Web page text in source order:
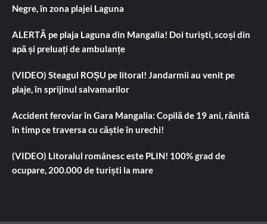
Negre, în zona plajei Laguna
ALERTĂ pe plaja Laguna din Mangalia! Doi turiști, scoși din
apă și preluați de ambulanțe
(VIDEO) Steagul ROȘU pe litoral! Jandarmii au venit pe
plaje, în sprijinul salvamarilor
Accident feroviar în Gara Mangalia: Copilă de 19 ani, rănită
în timp ce traversa cu căștie în urechi!
(VIDEO) Litoralul românesc este PLIN! 100% grad de
ocupare, 200.000 de turiști la mare